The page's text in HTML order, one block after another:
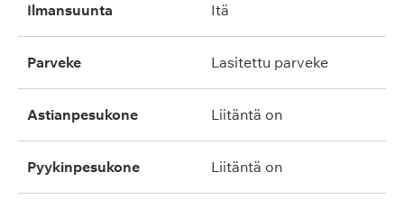
ilmansuunta itä
parveke lasitettu parveke
astianpesukone liitäntä on
pyykinpesukone liitäntä on